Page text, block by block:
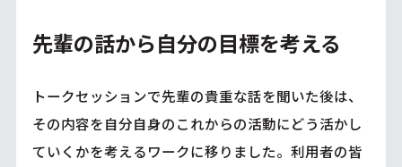
先輩の話から自分の目標を考える
トークセッションで先輩の貴重な話を聞いた後は、
その内容を自分自身のこれからの活動にどう活かし
ていくかを考えるワークに移りました。利用者の皆